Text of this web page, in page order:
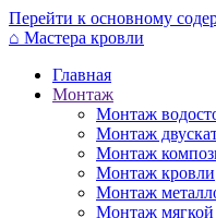
Перейти к основному
⌂ Мастера кровли
Главная
Монтаж
Монтаж
Монтаж
Монтаж
Монтаж кровли
Монтаж
Монтаж мягкой